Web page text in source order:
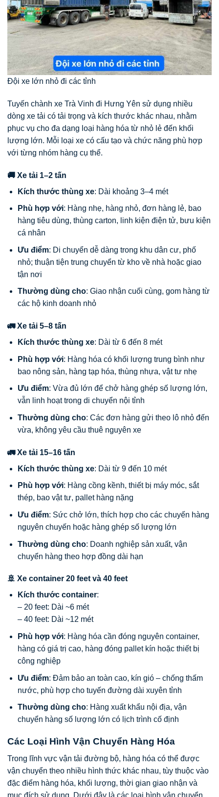
Đội xe lớn nhỏ đi các tỉnh
Tuyến chành xe Trà Vinh đi Hưng Yên sử dụng nhiều
dòng xe tải có tải trọng và kích thước khác nhau, nhằm
phục vụ cho đa dạng loại hàng hóa từ nhỏ lẻ đến khối
lượng lớn. Mỗi loại xe có cấu tạo và chức năng phù hợp
với từng nhóm hàng cụ thể.
🚚 Xe tải 1–2 tấn
Kích thước thùng xe: Dài khoảng 3–4 mét
Phù hợp với: Hàng nhẹ, hàng nhỏ, đơn hàng lẻ, bao
hàng tiêu dùng, thùng carton, linh kiện điện tử, bưu kiện
cá nhân
Ưu điểm: Di chuyển dễ dàng trong khu dân cư, phố
nhỏ; thuận tiện trung chuyển từ kho về nhà hoặc giao
tận nơi
Thường dùng cho: Giao nhận cuối cùng, gom hàng từ
các hộ kinh doanh nhỏ
🚛 Xe tải 5–8 tấn
Kích thước thùng xe: Dài từ 6 đến 8 mét
Phù hợp với: Hàng hóa có khối lượng trung bình như
bao nông sản, hàng tạp hóa, thùng nhựa, vật tư nhẹ
Ưu điểm: Vừa đủ lớn để chở hàng ghép số lượng lớn,
vẫn linh hoạt trong di chuyển nội tỉnh
Thường dùng cho: Các đơn hàng gửi theo lô nhỏ đến
vừa, không yêu cầu thuê nguyên xe
🚛 Xe tải 15–16 tấn
Kích thước thùng xe: Dài từ 9 đến 10 mét
Phù hợp với: Hàng cồng kềnh, thiết bị máy móc, sắt
thép, bao vật tư, pallet hàng nặng
Ưu điểm: Sức chở lớn, thích hợp cho các chuyến hàng
nguyên chuyến hoặc hàng ghép số lượng lớn
Thường dùng cho: Doanh nghiệp sản xuất, vận
chuyển hàng theo hợp đồng dài hạn
🚢 Xe container 20 feet và 40 feet
Kích thước container:
– 20 feet: Dài ~6 mét
– 40 feet: Dài ~12 mét
Phù hợp với: Hàng hóa cần đóng nguyên container,
hàng có giá trị cao, hàng đóng pallet kín hoặc thiết bị
công nghiệp
Ưu điểm: Đảm bảo an toàn cao, kín gió – chống thấm
nước, phù hợp cho tuyến đường dài xuyên tỉnh
Thường dùng cho: Hàng xuất khẩu nội địa, vận
chuyển hàng số lượng lớn có lịch trình cố định
Các Loại Hình Vận Chuyển Hàng Hóa
Trong lĩnh vực vận tải đường bộ, hàng hóa có thể được
vận chuyển theo nhiều hình thức khác nhau, tùy thuộc vào
đặc điểm hàng hóa, khối lượng, thời gian giao nhận và
mục đích sử dụng. Dưới đây là các loại hình vận chuyển